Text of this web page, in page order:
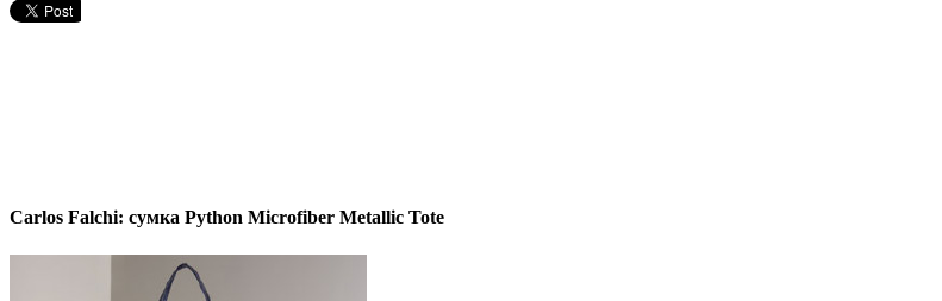
Carlos Falchi: сумка Python Microfiber Metallic Tote